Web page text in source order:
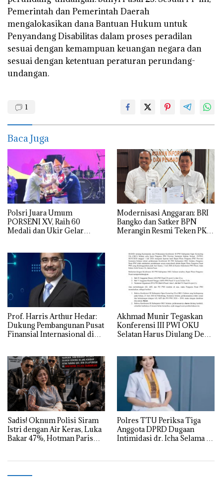
Pemerintah dan Pemerintah Daerah
mengalokasikan dana Bantuan Hukum untuk
Penyandang Disabilitas dalam proses peradilan
sesuai dengan kemampuan keuangan negara dan
sesuai dengan ketentuan peraturan perundang-
undangan.
1
Baca Juga
Polsri Juara Umum
PORSENI XV, Raih 60
Medali dan Ukir Gelar
Modernisasi Anggaran: BRI
Bangko dan Satker BPN
Merangin Resmi Teken PKS
Prof. Harris Arthur Hedar:
Dukung Pembangunan Pusat
Finansial Internasional di
Akhmad Munir Tegaskan
Konferensi III PWI OKU
Selatan Harus Diulang Demi
Sadis! Oknum Polisi Siram
Istri dengan Air Keras, Luka
Bakar 47%, Hotman Paris
Polres TTU Periksa Tiga
Anggota DPRD Dugaan
Intimidasi dr. Icha Selama 8